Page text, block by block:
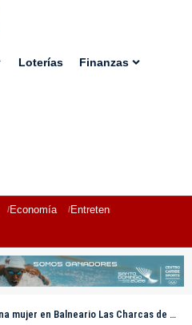
Loterías Finanzas
Economía Entretenimiento
en Balneario Las Charcas de Santiago